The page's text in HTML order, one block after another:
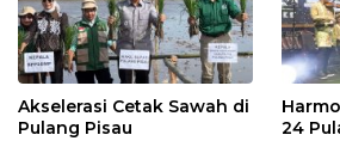
Akselerasi Cetak Sawah di
Pulang Pisau
24